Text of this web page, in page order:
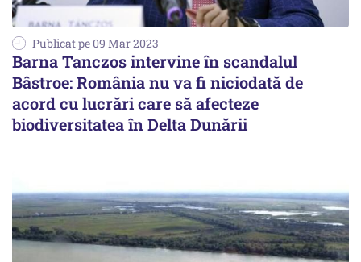
Publicat pe 09 Mar 2023
Barna Tanczos intervine în scandalul
Bâstroe: România nu va fi niciodată de
acord cu lucrări care să afecteze
biodiversitatea în Delta Dunării